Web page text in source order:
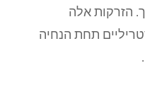
הזרקות אלה
תחת הנחיה